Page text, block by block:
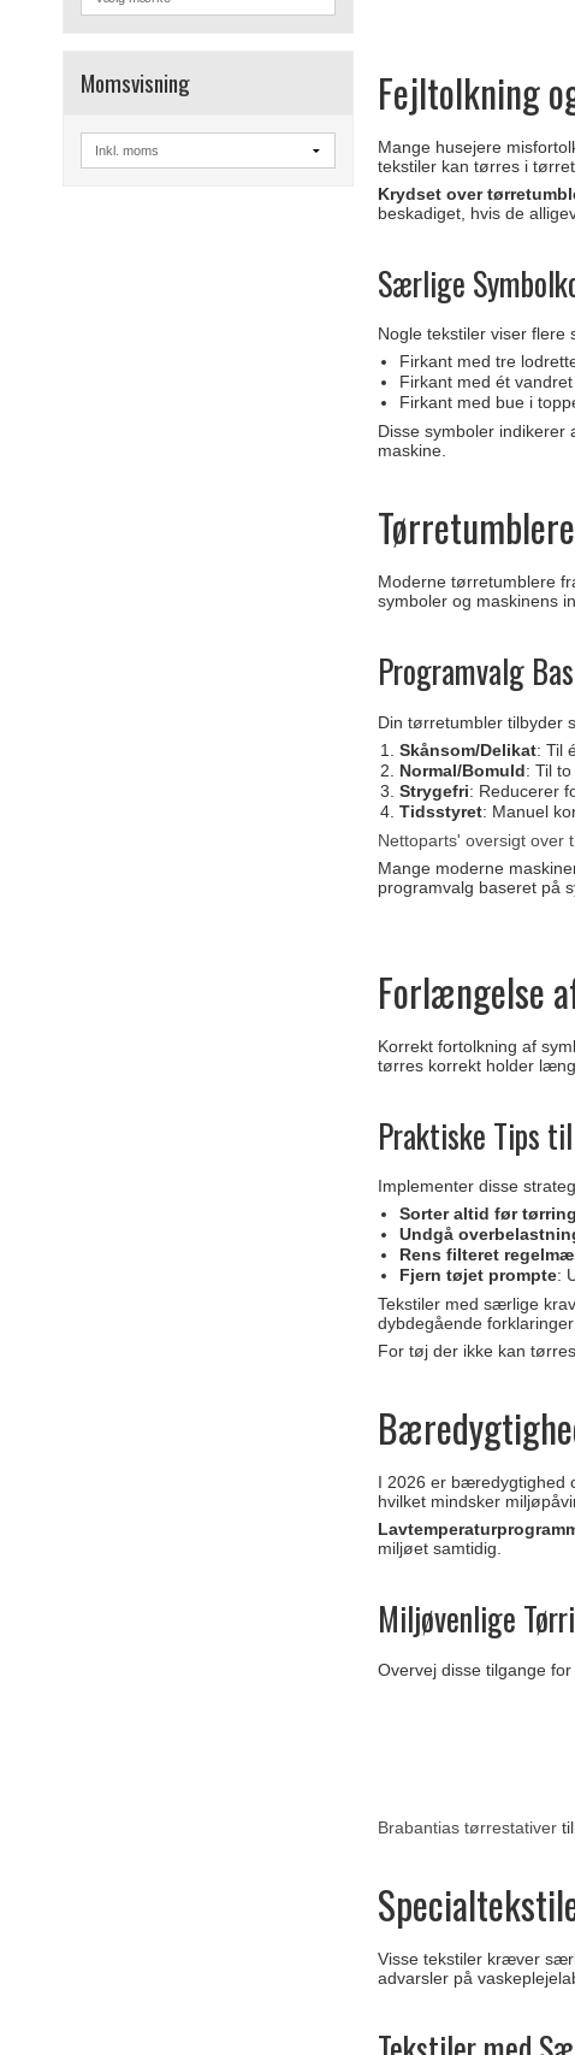
Momsvisning Fejltolkning
Mange husejere
tekstiler kan tørres i
Krydset over
beskadiget, hvis de
Særlige
Nogle tekstiler viser flere
Firkant med tre
Firkant med ét
Firkant med bue i
Disse symboler
maskine.
Moderne tørretumblere
symboler og maskinens
Programvalg
Din tørretumbler tilbyder
Skånsom/Delikat: Til
Normal/Bomuld: Til
Strygefri: Reducerer
Tidsstyret: Manuel
Nettoparts' oversigt over
Mange moderne
programvalg baseret på
Forlængelse
Korrekt fortolkning af
tørres korrekt holder
Praktiske Tips
Implementer disse
Sorter altid før tørring
Undgå
Rens filteret
Fjern tøjet prompte:
Tekstiler med særlige
dybdegående
For tøj der ikke kan
I 2026 er bæredygtighed
hvilket mindsker
miljøet samtidig.
Miljøvenlige
Overvej disse tilgange
Brabantias tørrestativer
Visse tekstiler kræver
advarsler på